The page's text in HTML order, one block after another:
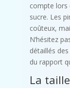
compte lors
sucre. Les
coûteux,
N’hésitez
détaillés
du rapport
La